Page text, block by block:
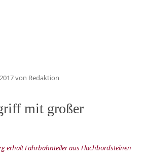
von Redaktion
mit großer
erhält Fahrbahnteiler aus Flachbordsteinen